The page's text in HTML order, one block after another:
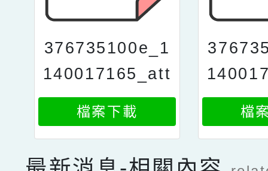
376735100e_1
140017165_att
ach2
檔案下載 檔